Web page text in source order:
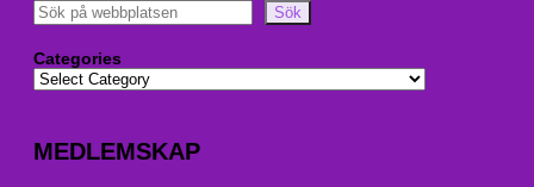
Sök
Categories
MEDLEMSKAP